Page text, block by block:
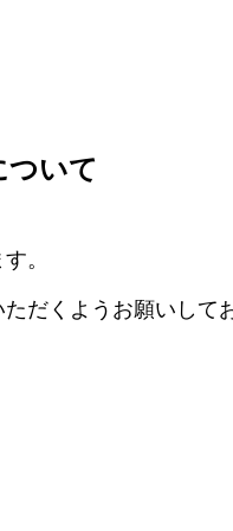
ついて
。
だくようお願いして